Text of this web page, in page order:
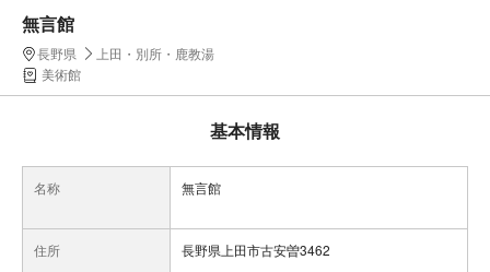
無言館
長野県
上田・別所・鹿教湯
美術館
基本情報
名称 無言館
住所 長野県上田市古安曽3462